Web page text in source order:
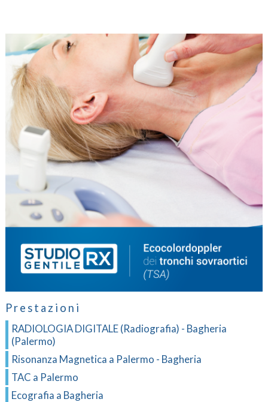
Prestazioni
RADIOLOGIA DIGITALE (Radiografia) - Bagheria
(Palermo)
Risonanza Magnetica a Palermo - Bagheria
TAC a Palermo
Ecografia a Bagheria